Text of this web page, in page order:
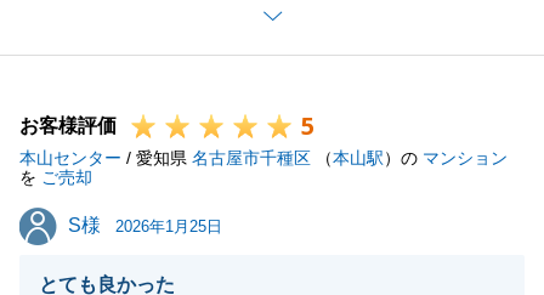
と、大変うれしく思っております。
お取引後のリフォームにてご迷惑をお掛けし誠に申し
あったかと存じます。
今後とも何かご相談事項など、お力になれることがご
ざいましたら、いつでもご連絡ください。
W様ご家族の皆さまのご健康とご多幸をお祈りしてお
お客様評価 5
本山センター / 愛知県 名古屋市千種区 （本山駅）の マンション
を ご売却
S様
S様 2026年1月25日
とても良かった